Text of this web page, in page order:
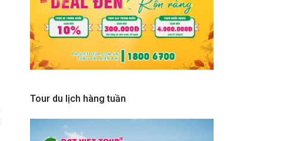
Tour du lịch hàng tuần